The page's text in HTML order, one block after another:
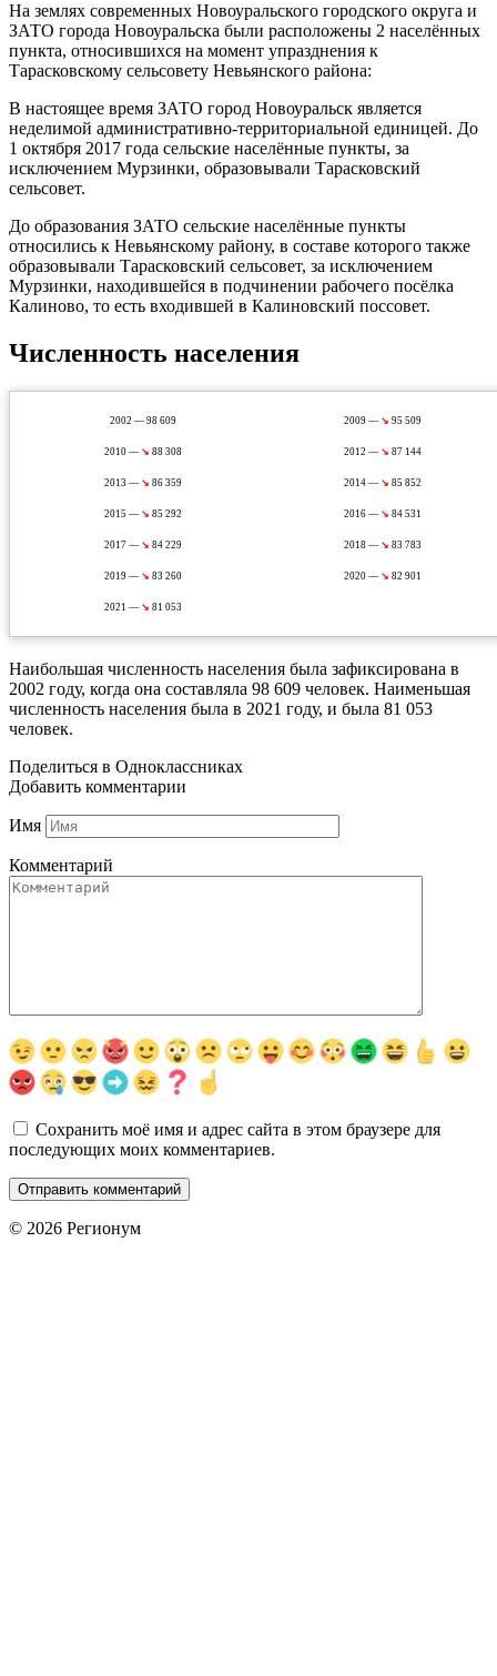
На землях современных Новоуральского городского округа и
ЗАТО города Новоуральска были расположены 2 населённых
пункта, относившихся на момент упразднения к
Тарасковскому сельсовету Невьянского района:
В настоящее время ЗАТО город Новоуральск является
неделимой административно-территориальной единицей. До
1 октября 2017 года сельские населённые пункты, за
исключением Мурзинки, образовывали Тарасковский
сельсовет.
До образования ЗАТО сельские населённые пункты
относились к Невьянскому району, в составе которого также
образовывали Тарасковский сельсовет, за исключением
Мурзинки, находившейся в подчинении рабочего посёлка
Калиново, то есть входившей в Калиновский поссовет.
Численность населения
2002 — 98 609 2009 — ↘ 95 509
2010 — ↘ 88 308 2012 — ↘ 87 144
2013 — ↘ 86 359 2014 — ↘ 85 852
2015 — ↘ 85 292 2016 — ↘ 84 531
2017 — ↘ 84 229 2018 — ↘ 83 783
2019 — ↘ 83 260 2020 — ↘ 82 901
2021 — ↘ 81 053
Наибольшая численность населения была зафиксирована в
2002 году, когда она составляла 98 609 человек. Наименьшая
численность населения была в 2021 году, и была 81 053
человек.
Поделиться в Одноклассниках
Добавить комментарии
Имя
Комментарий
Сохранить моё имя и адрес сайта в этом браузере для
последующих моих комментариев.
© 2026 Регионум